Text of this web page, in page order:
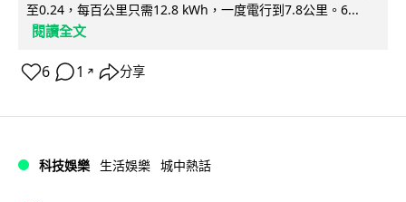
至0.24，每百公里只需12.8 kWh，一度電行到7.8公里。6...
閱讀全文
6 1 ↗ 分享
科技娛樂 生活娛樂 城中熱話